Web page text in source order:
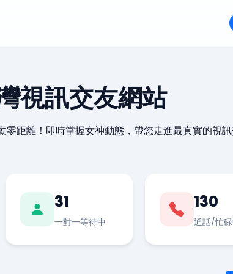
視訊交友網站
距離！即時掌握女神動態，帶您走進最真實的視訊
31
一對一等待中
130
通話/忙